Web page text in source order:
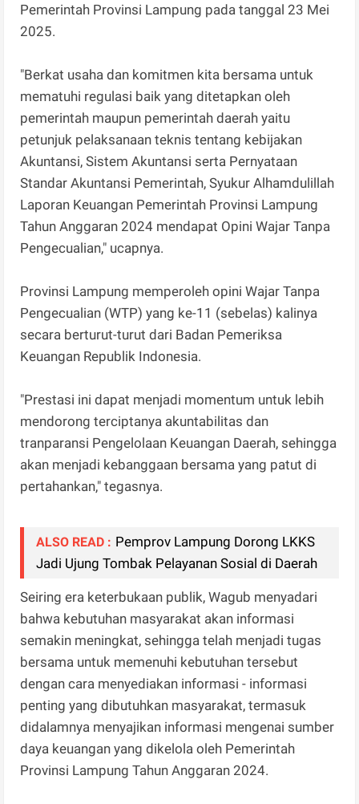
Pemerintah Provinsi Lampung pada tanggal 23 Mei
2025.
"Berkat usaha dan komitmen kita bersama untuk
mematuhi regulasi baik yang ditetapkan oleh
pemerintah maupun pemerintah daerah yaitu
petunjuk pelaksanaan teknis tentang kebijakan
Akuntansi, Sistem Akuntansi serta Pernyataan
Standar Akuntansi Pemerintah, Syukur Alhamdulillah
Laporan Keuangan Pemerintah Provinsi Lampung
Tahun Anggaran 2024 mendapat Opini Wajar Tanpa
Pengecualian," ucapnya.
Provinsi Lampung memperoleh opini Wajar Tanpa
Pengecualian (WTP) yang ke-11 (sebelas) kalinya
secara berturut-turut dari Badan Pemeriksa
Keuangan Republik Indonesia.
"Prestasi ini dapat menjadi momentum untuk lebih
mendorong terciptanya akuntabilitas dan
tranparansi Pengelolaan Keuangan Daerah, sehingga
akan menjadi kebanggaan bersama yang patut di
pertahankan," tegasnya.
ALSO READ : Pemprov Lampung Dorong LKKS
Jadi Ujung Tombak Pelayanan Sosial di Daerah
Seiring era keterbukaan publik, Wagub menyadari
bahwa kebutuhan masyarakat akan informasi
semakin meningkat, sehingga telah menjadi tugas
bersama untuk memenuhi kebutuhan tersebut
dengan cara menyediakan informasi - informasi
penting yang dibutuhkan masyarakat, termasuk
didalamnya menyajikan informasi mengenai sumber
daya keuangan yang dikelola oleh Pemerintah
Provinsi Lampung Tahun Anggaran 2024.